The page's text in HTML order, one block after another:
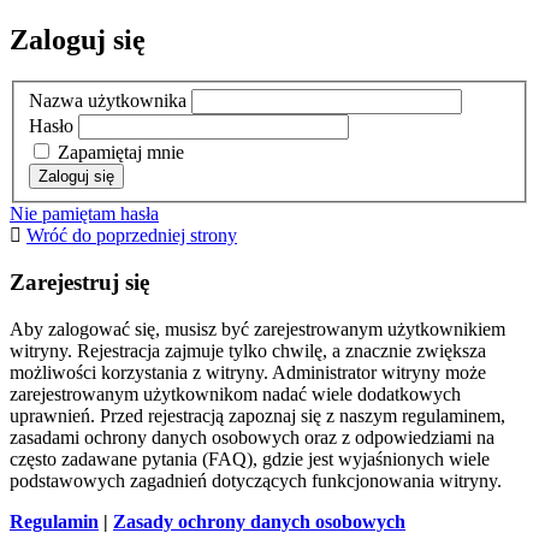
Zaloguj się
Nazwa użytkownika
Hasło
Zapamiętaj mnie
Nie pamiętam hasła
Wróć do poprzedniej strony
Zarejestruj się
Aby zalogować się, musisz być zarejestrowanym użytkownikiem
witryny. Rejestracja zajmuje tylko chwilę, a znacznie zwiększa
możliwości korzystania z witryny. Administrator witryny może
zarejestrowanym użytkownikom nadać wiele dodatkowych
uprawnień. Przed rejestracją zapoznaj się z naszym regulaminem,
zasadami ochrony danych osobowych oraz z odpowiedziami na
często zadawane pytania (FAQ), gdzie jest wyjaśnionych wiele
podstawowych zagadnień dotyczących funkcjonowania witryny.
Regulamin | Zasady ochrony danych osobowych